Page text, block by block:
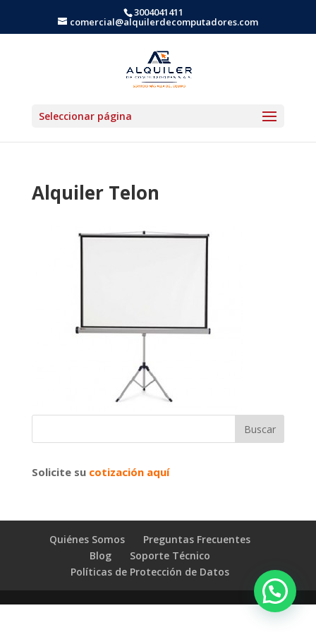
3004041411
comercial@alquilerdecomputadores.com
Seleccionar página
Alquiler Telon
Solicite su cotización aquí
Quiénes Somos
Preguntas Frecuentes
Blog
Soporte Técnico
Políticas de Protección de Datos